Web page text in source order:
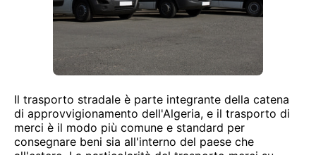
Il trasporto stradale è parte integrante della catena
di approvvigionamento dell'Algeria, e il trasporto di
merci è il modo più comune e standard per
consegnare beni sia all'interno del paese che